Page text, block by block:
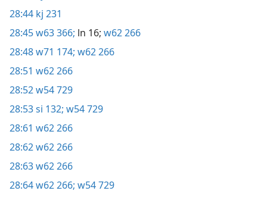
28:44 kj 231
28:45w63 366; ln 16; w62 266
28:48w71 174; w62 266
28:51 w62 266
28:52w54 729
28:53si 132; w54 729
28:61 w62 266
28:62w62 266
28:63w62 266
28:64w62 266; w54 729